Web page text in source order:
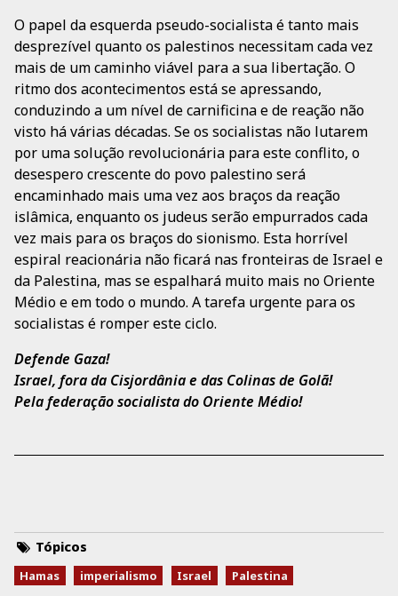
O papel da esquerda pseudo-socialista é tanto mais
desprezível quanto os palestinos necessitam cada vez
mais de um caminho viável para a sua libertação. O
ritmo dos acontecimentos está se apressando,
conduzindo a um nível de carnificina e de reação não
visto há várias décadas. Se os socialistas não lutarem
por uma solução revolucionária para este conflito, o
desespero crescente do povo palestino será
encaminhado mais uma vez aos braços da reação
islâmica, enquanto os judeus serão empurrados cada
vez mais para os braços do sionismo. Esta horrível
espiral reacionária não ficará nas fronteiras de Israel e
da Palestina, mas se espalhará muito mais no Oriente
Médio e em todo o mundo. A tarefa urgente para os
socialistas é romper este ciclo.
Defende Gaza!
Israel, fora da Cisjordânia e das Colinas de Golã!
Pela federação socialista do Oriente Médio!
Tópicos
Hamas imperialismo Israel Palestina